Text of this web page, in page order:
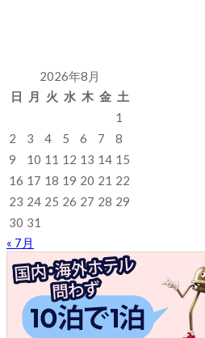
2026年8月
日
月 火 水 木 金 土
1
2
3 4 5 6 7
8
9
10 11 12 13 14 15
16 17 18 19 20 21 22
23 24 25 26 27 28 29
30 31
« 7月